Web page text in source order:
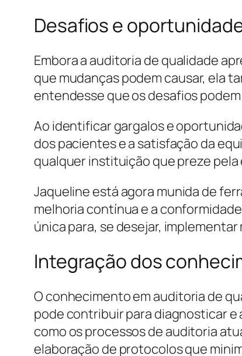
Desafios e
Embora a auditoria de qualidade
que mudanças podem causar, ela
entendesse que os desafios
Ao identificar gargalos e
dos pacientes e a satisfação da
qualquer instituição que preze pela
Jaqueline está agora munida de
melhoria contínua e a
única para, se desejar,
Integração dos
O conhecimento em auditoria de
pode contribuir para diagnosticar
como os processos de auditoria
elaboração de protocolos que